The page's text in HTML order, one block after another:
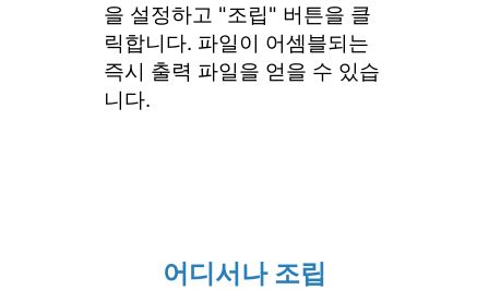
을 설정하고 "조립" 버튼을 클
릭합니다. 파일이 어셈블되는
즉시 출력 파일을 얻을 수 있습
니다.
어디서나 조립